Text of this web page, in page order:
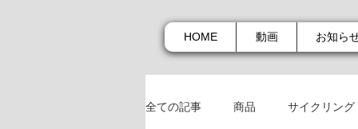
HOME 動画 お知ら
全ての記事 商品 サイクリング